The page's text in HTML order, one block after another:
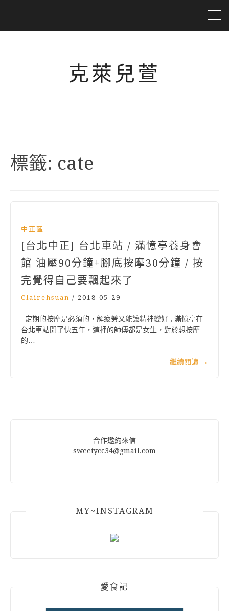
克萊兒萱
標籤: cate
中正區
[台北中正] 台北車站 / 滿憶亭養身會
館 油壓90分鐘+腳底按摩30分鐘 / 按
完覺得自己要飄起來了
Clairehsuan / 2018-05-29
定期的按摩是必須的，解疲勞又能讓精神變好 , 滿憶亭在
台北車站開了快五年，這裡的師傅都是女生，對於想按摩
的…
繼續閱讀 →
合作邀約來信
sweetycc34@gmail.com
MY~INSTAGRAM
愛食記